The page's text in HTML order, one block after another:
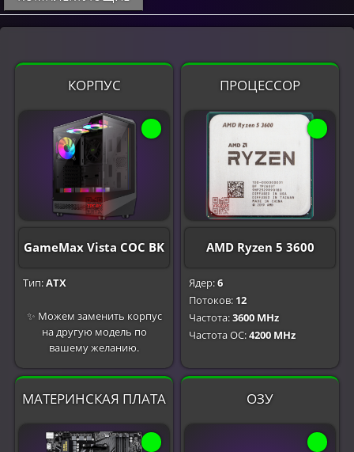
КОРПУС
GameMax Vista COC BK
Тип:ATX
✨ Можем заменить корпус
на другую модель по
вашему желанию.
ПРОЦЕССОР
AMD Ryzen 5 3600
Ядер:6
Потоков: 12
Частота:3600 MHz
Частота OC:4200 MHz
МАТЕРИНСКАЯ ПЛАТА ОЗУ